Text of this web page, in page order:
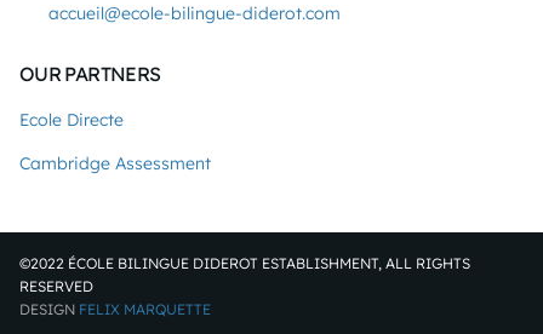
accueil@ecole-bilingue-diderot.com
OUR PARTNERS
Ecole Directe
Cambridge Assessment
©2022 ÉCOLE BILINGUE DIDEROT ESTABLISHMENT, ALL RIGHTS
RESERVED
DESIGN FELIX MARQUETTE